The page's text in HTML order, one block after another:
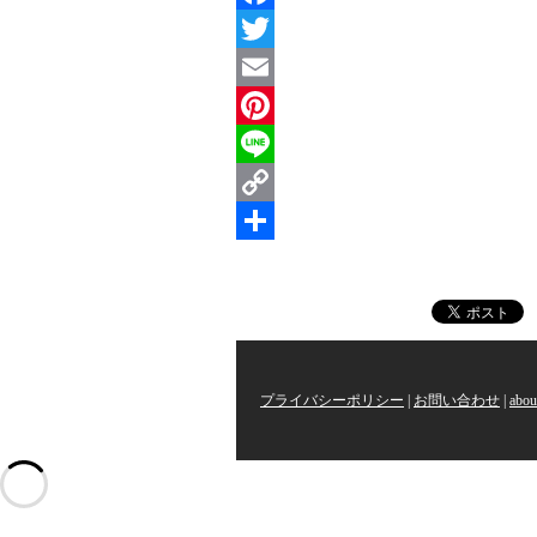
Facebook
Twitter
Email
Pinterest
Line
Copy
プライバシーポリシー お問い合わせ